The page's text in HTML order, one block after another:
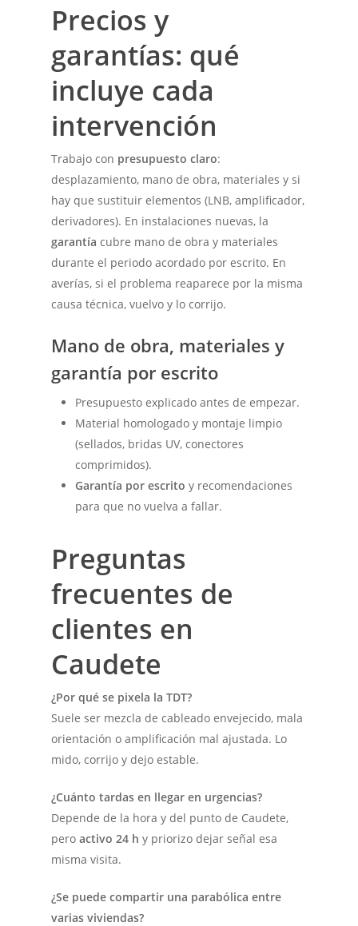
Precios y
garantías: qué
incluye cada
intervención
Trabajo con presupuesto claro:
desplazamiento, mano de obra, materiales y si
hay que sustituir elementos (LNB, amplificador,
derivadores). En instalaciones nuevas, la
garantía cubre mano de obra y materiales
durante el periodo acordado por escrito. En
averías, si el problema reaparece por la misma
causa técnica, vuelvo y lo corrijo.
Mano de obra, materiales y
garantía por escrito
Presupuesto explicado antes de empezar.
Material homologado y montaje limpio
(sellados, bridas UV, conectores
comprimidos).
Garantía por escrito y recomendaciones
para que no vuelva a fallar.
Preguntas
frecuentes de
clientes en
Caudete
¿Por qué se pixela la TDT?
Suele ser mezcla de cableado envejecido, mala
orientación o amplificación mal ajustada. Lo
mido, corrijo y dejo estable.
¿Cuánto tardas en llegar en urgencias?
Depende de la hora y del punto de Caudete,
peroactivo 24 h y priorizo dejar señal esa
misma visita.
¿Se puede compartir una parabólica entre
varias viviendas?